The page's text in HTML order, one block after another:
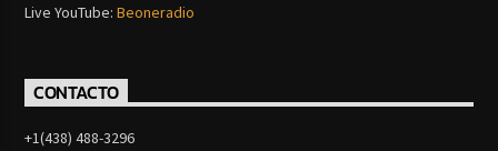
Live YouTube:Beoneradio
CONTACTO
+1(438) 488-3296